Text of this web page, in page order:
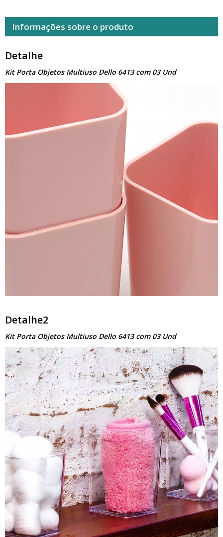
Informações sobre o produto
Detalhe
Kit Porta Objetos Multiuso Dello 6413 com 03 Und
Detalhe2
Kit Porta Objetos Multiuso Dello 6413 com 03 Und